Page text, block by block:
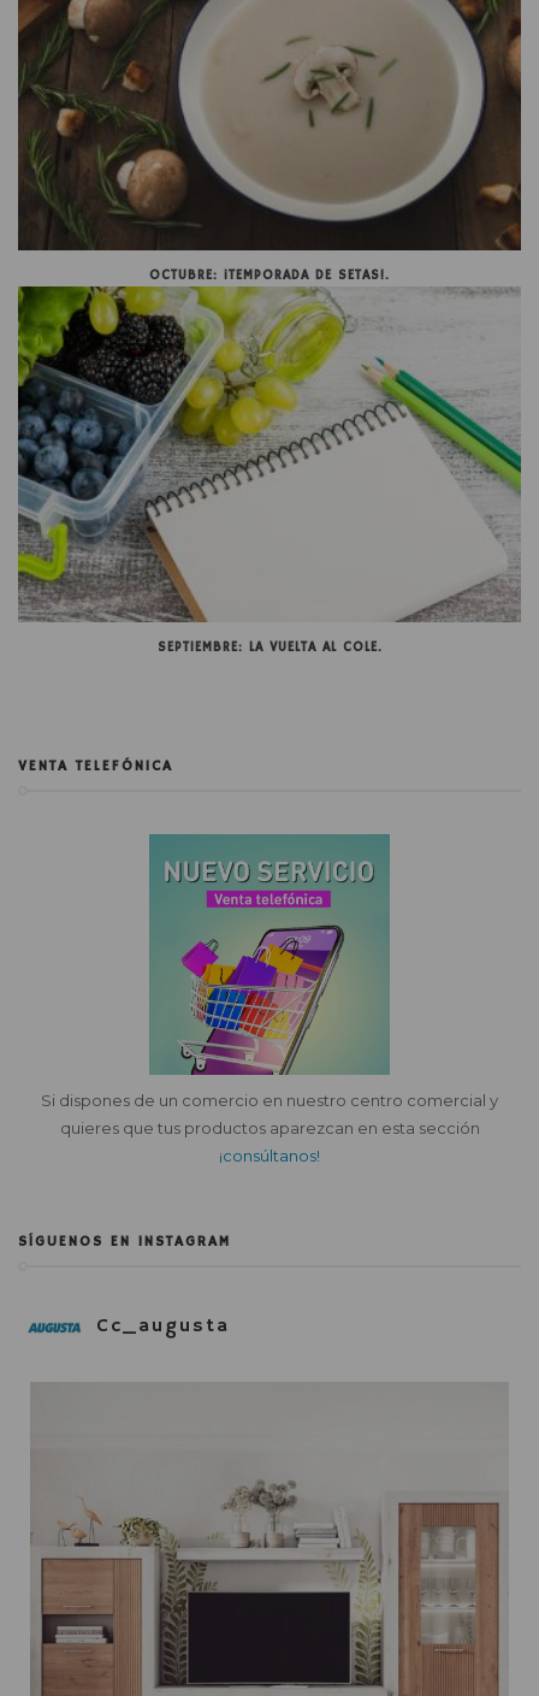
OCTUBRE: ¡TEMPORADA DE SETAS!.
SEPTIEMBRE: LA VUELTA AL COLE.
VENTA TELEFÓNICA
Si dispones de un comercio en nuestro centro comercial y
quieres que tus productos aparezcan en esta sección
¡consúltanos!
SÍGUENOS EN INSTAGRAM
Cc_augusta